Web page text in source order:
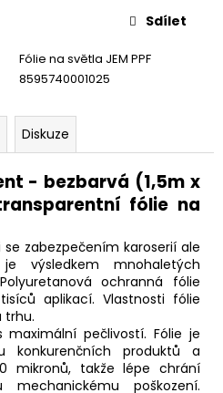
Fólie na světla JEM PPF
8595740001025
Sdílet
Diskuze
- bezbarvá (1,5m x
fólie na
zabezpečením karoserií ale
výsledkem mnohaletých
ochranná fólie
aplikací. Vlastnosti fólie
trhu.
pečlivostí. Fólie je
konkurenčních produktů a
mikronů, takže lépe chrání
poškození.